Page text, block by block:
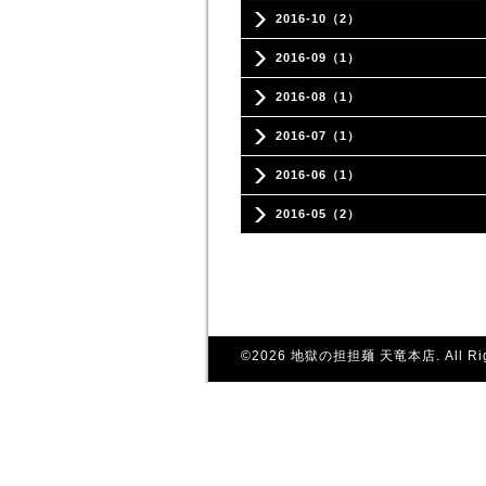
2016-10（2）
2016-09（1）
2016-08（1）
2016-07（1）
2016-06（1）
2016-05（2）
©2026 地獄の担担麺 天竜本店. All